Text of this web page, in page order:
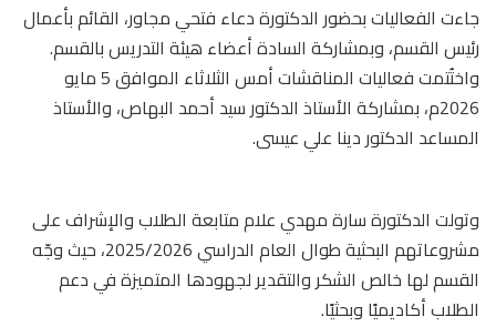
جاءت الفعاليات بحضور الدكتورة دعاء فتحي مجاور، القائم بأعمال
رئيس القسم، وبمشاركة السادة أعضاء هيئة التدريس بالقسم.
واختُتمت فعاليات المناقشات أمس الثلاثاء الموافق 5 مايو
2026م، بمشاركة الأستاذ الدكتور سيد أحمد البهاص، والأستاذ
المساعد الدكتور دينا علي عيسى.
وتولت الدكتورة سارة مهدي علام متابعة الطلاب والإشراف على
مشروعاتهم البحثية طوال العام الدراسي 2025/2026، حيث وجّه
القسم لها خالص الشكر والتقدير لجهودها المتميزة في دعم
الطلاب أكاديميًا وبحثيًا.